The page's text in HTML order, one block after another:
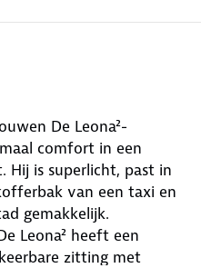
De Leona²-
comfort in een
is superlicht, past in
van een taxi en
gemakkelijk.
Leona² heeft een
zitting met